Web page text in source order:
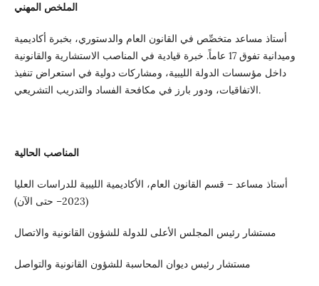
الملخص المهني
أستاذ مساعد متخصِّص في القانون العام والدستوري، بخبرة أكاديمية
وميدانية تفوق 17 عاماً. خبرة قيادية في المناصب الاستشارية والقانونية
داخل مؤسسات الدولة الليبية، ومشاركات دولية في استعراض تنفيذ
الاتفاقيات، ودور بارز في مكافحة الفساد والتدريب التشريعي.
المناصب الحالية
أستاذ مساعد – قسم القانون العام، الأكاديمية الليبية للدراسات العليا
(2023– حتى الآن)
مستشار رئيس المجلس الأعلى للدولة للشؤون القانونية والاتصال
مستشار رئيس ديوان المحاسبة للشؤون القانونية والتواصل